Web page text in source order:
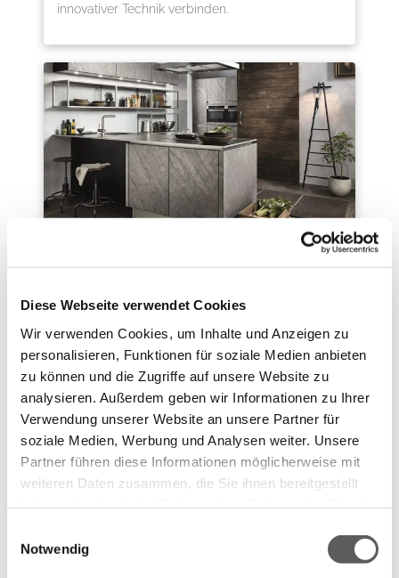
Diese Webseite verwendet Cookies
Wir verwenden Cookies, um Inhalte und Anzeigen zu
personalisieren, Funktionen für soziale Medien anbieten
zu können und die Zugriffe auf unsere Website zu
analysieren. Außerdem geben wir Informationen zu Ihrer
Verwendung unserer Website an unsere Partner für
soziale Medien, Werbung und Analysen weiter. Unsere
Partner führen diese Informationen möglicherweise mit
weiteren Daten zusammen, die Sie ihnen bereitgestellt
Notwendig
innovativer Technik verbinden.
Professioneller Umbau Ihrer Küche
Wenn Ihre Küche in die Jahre gekommen ist,
kann ein professioneller Küchenumbau vom
Tischler Abhilfe schaffen.